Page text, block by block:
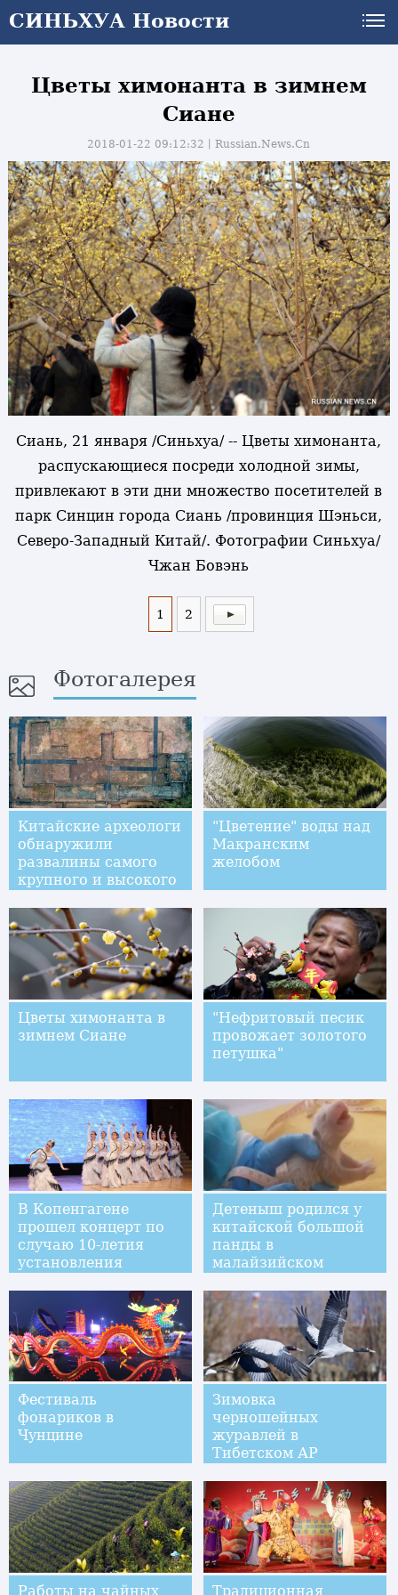
СИНЬХУА Новости
Цветы химонанта в зимнем
Сиане
2018-01-22 09:12:32丨Russian.News.Cn
Сиань, 21 января /Синьхуа/ -- Цветы химонанта,
распускающиеся посреди холодной зимы,
привлекают в эти дни множество посетителей в
парк Синцин города Сиань /провинция Шэньси,
Северо-Западный Китай/. Фотографии Синьхуа/
Чжан Бовэнь
1 2
Фотогалерея
Китайские археологи
обнаружили
развалины самого
крупного и высокого
храма из всех
найденных ранее
"Цветение" воды над
Макранским
желобом
Цветы химонанта в
зимнем Сиане
"Нефритовый песик
провожает золотого
петушка"
В Копенгагене
прошел концерт по
случаю 10-летия
установления
всеобъемлющего
стратегического
партнерства между
Китаем и Данией
Детеныш родился у
китайской большой
панды в
малайзийском
Фестиваль
фонариков в
Чунцине
Зимовка
черношейных
журавлей в
Тибетском АР
Работы на чайных Традиционная